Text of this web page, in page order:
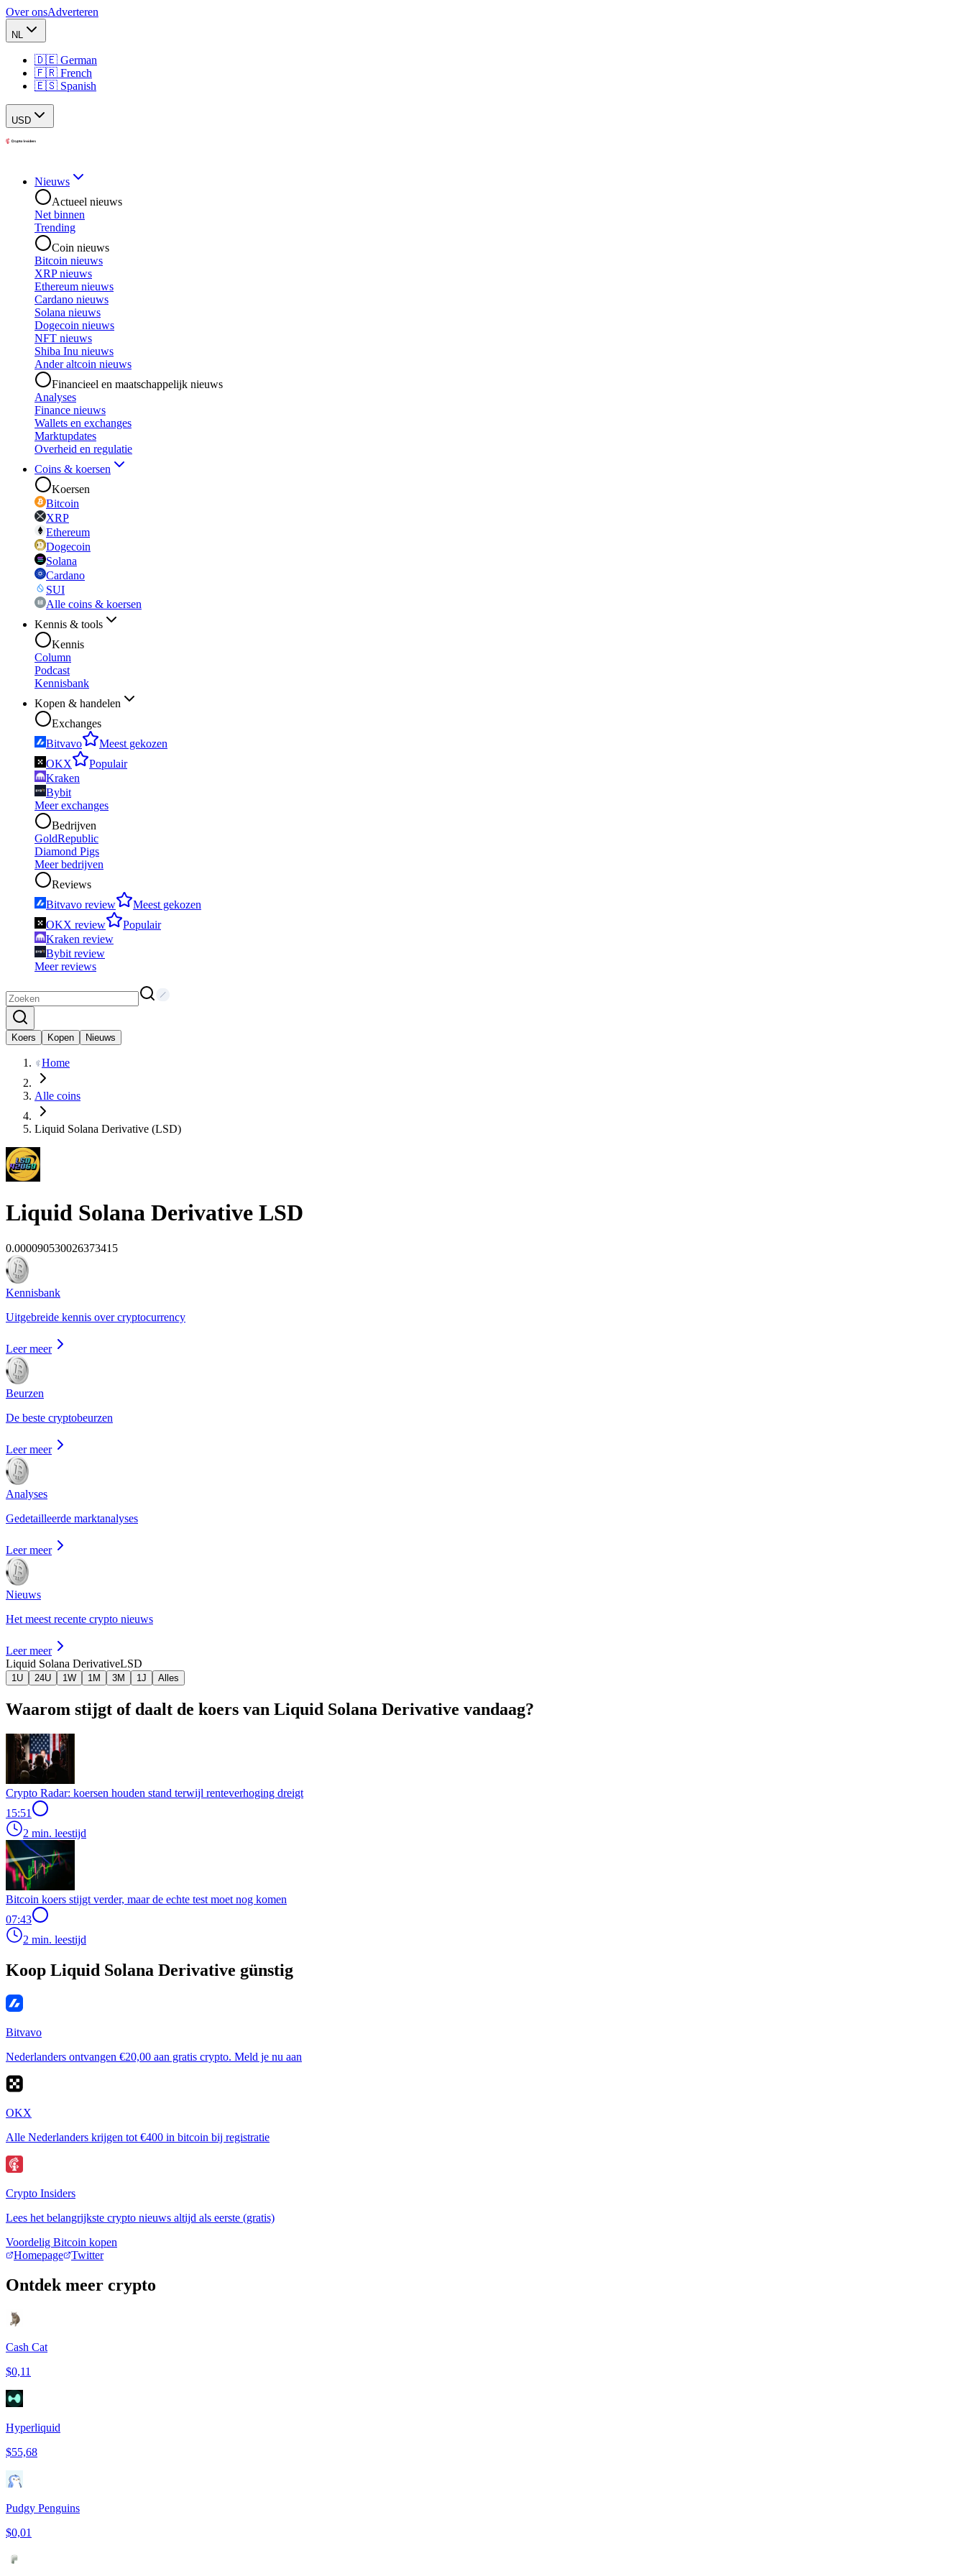
Over onsAdverteren
NL
🇩🇪 German
🇫🇷 French
🇪🇸 Spanish
USD
Nieuws
Actueel nieuws
Net binnen
Trending
Coin nieuws
Bitcoin nieuws
XRP nieuws
Ethereum nieuws
Cardano nieuws
Solana nieuws
Dogecoin nieuws
NFT nieuws
Shiba Inu nieuws
Ander altcoin nieuws
Financieel en maatschappelijk nieuws
Analyses
Finance nieuws
Wallets en exchanges
Marktupdates
Overheid en regulatie
Coins & koersen
Koersen
Bitcoin
XRP
Ethereum
Dogecoin
Solana
Cardano
SUI
Alle coins & koersen
Kennis & tools
Kennis
Column
Podcast
Kennisbank
Kopen & handelen
Exchanges
Bitvavo
Meest gekozen
OKX
Populair
Kraken
Bybit
Meer exchanges
Bedrijven
GoldRepublic
Diamond Pigs
Meer bedrijven
Reviews
Bitvavo review
Meest gekozen
OKX review
Populair
Kraken review
Bybit review
Meer reviews
Koers Kopen Nieuws
Home
Alle coins
Liquid Solana Derivative (LSD)
Liquid Solana Derivative LSD
0.000090530026373415
Kennisbank
Uitgebreide kennis over cryptocurrency
Leer meer
Beurzen
De beste cryptobeurzen
Leer meer
Analyses
Gedetailleerde marktanalyses
Leer meer
Nieuws
Het meest recente crypto nieuws
Leer meer
Liquid Solana DerivativeLSD
1U 24U 1W 1M 3M 1J Alles
Waarom stijgt of daalt de koers van Liquid Solana Derivative vandaag?
Crypto Radar: koersen houden stand terwijl renteverhoging dreigt
15:51
2 min. leestijd
Bitcoin koers stijgt verder, maar de echte test moet nog komen
07:43
2 min. leestijd
Koop Liquid Solana Derivative günstig
Bitvavo
Nederlanders ontvangen €20,00 aan gratis crypto. Meld je nu aan
OKX
Alle Nederlanders krijgen tot €400 in bitcoin bij registratie
Crypto Insiders
Lees het belangrijkste crypto nieuws altijd als eerste (gratis)
Voordelig Bitcoin kopen
Homepage
Twitter
Ontdek meer crypto
Cash Cat
$0,11
Hyperliquid
$55,68
Pudgy Penguins
$0,01